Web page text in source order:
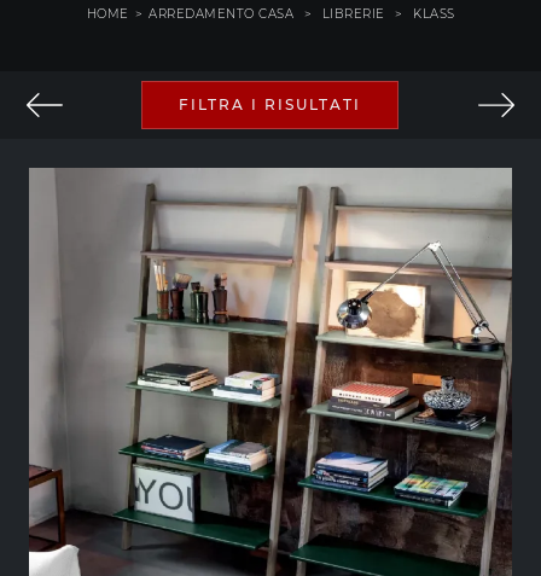
HOME > ARREDAMENTO CASA > LIBRERIE > KLASS
FILTRA I RISULTATI